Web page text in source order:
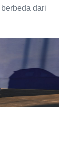
dari